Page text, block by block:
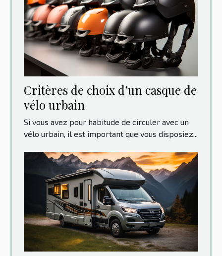
Critères de choix d’un casque de
vélo urbain
Si vous avez pour habitude de circuler avec un
vélo urbain, il est important que vous disposiez...